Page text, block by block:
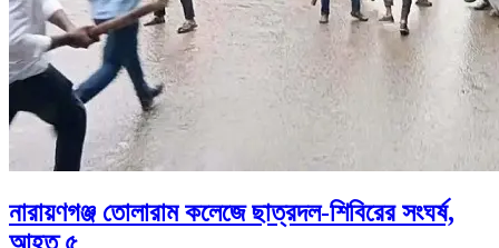
নারায়ণগঞ্জ তোলারাম কলেজে ছাত্রদল-শিবিরের সংঘর্ষ,